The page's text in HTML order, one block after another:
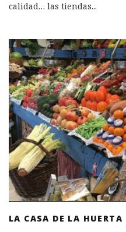
calidad… las tiendas...
LA CASA DE LA HUERTA